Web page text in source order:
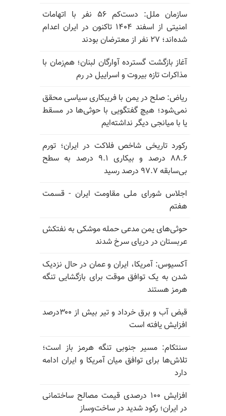
سازمان ملل: دست‌کم ۵۶ نفر با اتهامات
امنیتی از اسفند ۱۴۰۴ تاکنون در ایران اعدام
شده‌اند؛ ۲۷ نفر از معترضان بودند
آغاز بازگشت گسترده آوارگان لبنان؛ هم‌زمان با
مذاکرات تازه بیروت و اسراییل در رم
ریاض: صلح در یمن با فریبکاری سیاسی محقق
نمی‌شود؛ هیچ گفتگویی با حوثی‌ها در مسقط
یا با میانجی دیگر نداشته‌ایم
رکورد تاریخی شاخص فلاکت در ایران؛ تورم
۸۸.۶ درصد و بیکاری ۹.۱ درصد به سطح
بی‌سابقه ۹۷.۷ درصد رسید
اجلاس شورای ملی مقاومت ایران - قسمت
هفتم
حوثی‌های یمن مدعی حمله موشکی به نفتکش
عربستان در دریای سرخ شدند
آکسیوس: آمریکا، ایران و عمان در حال نزدیک
شدن به یک توافق موقت برای بازگشایی تنگه
هرمز هستند
قبض آب و برق خرداد و تیر بیش از ۳۰۰درصد
افزایش یافته است
سنتکام: مسیر جنوبی تنگه هرمز باز است؛
تلاش‌ها برای توافق میان آمریکا و ایران ادامه
دارد
افزایش ۱۰۰ درصدی قیمت مصالح ساختمانی
در ایران؛ رکود شدید در ساخت‌وساز